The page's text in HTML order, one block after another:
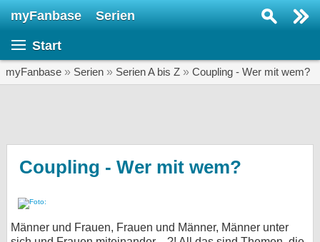
myFanbase Serien
Start
myFanbase » Serien » Serien A bis Z » Coupling - Wer mit wem?
Coupling - Wer mit wem?
Männer und Frauen, Frauen und Männer, Männer unter
SERIEN
Specials